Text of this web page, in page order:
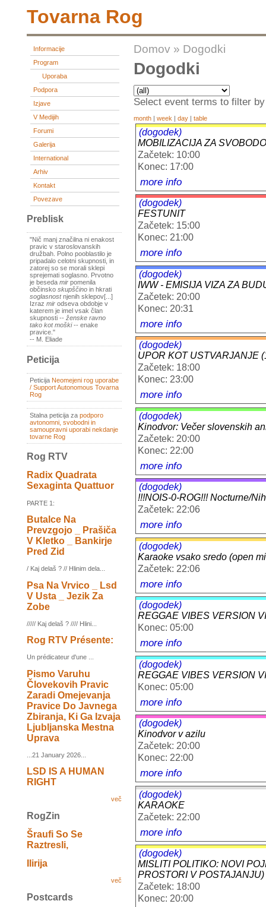
Tovarna Rog
Informacije
Program
Uporaba
Podpora
Izjave
V Medijih
Forumi
Galerija
International
Arhiv
Kontakt
Povezave
Preblisk
"Nič manj značilna ni enakost
pravic v staroslovanskih
družbah. Polno pooblastilo je
pripadalo celotni skupnosti, in
zatorej so se morali sklepi
sprejemati soglasno. Prvotno
je beseda mir pomenila
občinsko skupščino in hkrati
soglasnostnjenih sklepov[...]
Izraz mir odseva obdobje v
katerem je imel vsak član
skupnosti -- ženske ravno
tako kot moški-- enake
pravice."
-- M. Eliade
Peticija
Peticija Neomejeni rog uporabe
/ Support Autonomous Tovarna
Rog
Stalna peticija za podporo
avtonomni, svobodni in
samoupravni uporabi nekdanje
tovarne Rog
Rog RTV
Radix Quadrata
Sexaginta Quattuor
PARTE 1:
Butalce Na
Prevzgojo _ Prašiča
V Kletko _ Bankirje
Pred Zid
/ Kaj delaš ? // Hlinim dela...
Psa Na Vrvico _ Lsd
V Usta _ Jezik Za
Zobe
///// Kaj delaš ? //// Hlini...
Rog RTV Présente:
Un prédicateur d'une ...
Pismo Varuhu
Človekovih Pravic
Zaradi Omejevanja
Pravice Do Javnega
Zbiranja, Ki Ga Izvaja
Ljubljanska Mestna
Uprava
...21 January 2026...
LSD IS A HUMAN
RIGHT
več
RogZin
Šraufi So Se
Raztresli,
Ilirija
več
Postcards
Domov » Dogodki
Dogodki
Select event terms to filter by
month | week | day | table
(dogodek)
MOBILIZACIJA ZA
Začetek: 10:00
Konec: 17:00
more info
(dogodek)
FESTUNIT
Začetek: 15:00
Konec: 21:00
more info
(dogodek)
IWW - EMISIJA VIZA ZA
Začetek: 20:00
Konec: 20:31
more info
(dogodek)
UPOR KOT USTVARJANJE
Začetek: 18:00
Konec: 23:00
more info
(dogodek)
Kinodvor: Večer slovenskih
Začetek: 20:00
Konec: 22:00
more info
(dogodek)
!!!NOIS-0-ROG!!! Nocturne/
Začetek: 22:06
more info
(dogodek)
Karaoke vsako sredo (open
Začetek: 22:06
more info
(dogodek)
REGGAE VIBES VERSION
Konec: 05:00
more info
(dogodek)
REGGAE VIBES VERSION
Konec: 05:00
more info
(dogodek)
Kinodvor v azilu
Začetek: 20:00
Konec: 22:00
more info
(dogodek)
KARAOKE
Začetek: 22:00
more info
(dogodek)
MISLITI POLITIKO: NOVI
PROSTORI V POSTAJANJU)
Začetek: 18:00
Konec: 20:00